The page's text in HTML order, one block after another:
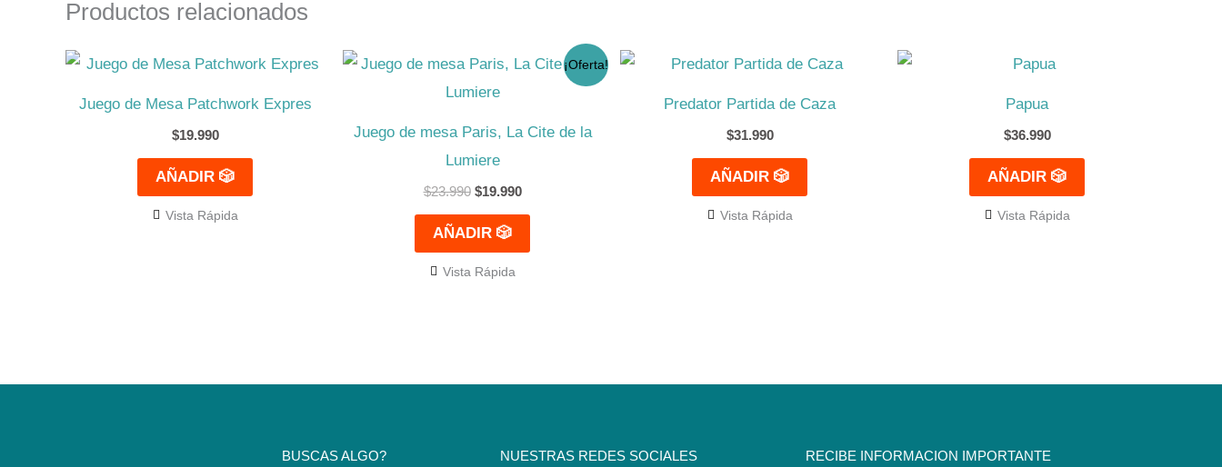
Productos relacionados
Juego de Mesa Patchwork Expres
$19.990
AÑADIR 🎲
Vista Rápida
¡Oferta!
Juego de mesa Paris, La Cite de la
Lumiere
$23.990
El
precio
original
$23.990.
$19.990
El
$19.990.
AÑADIR 🎲
Vista Rápida
Predator Partida de Caza
$31.990
AÑADIR 🎲
Vista Rápida
Papua
$36.990
AÑADIR 🎲
Vista Rápida
BUSCAS ALGO? NUESTRAS REDES SOCIALES RECIBE INFORMACION IMPORTANTE